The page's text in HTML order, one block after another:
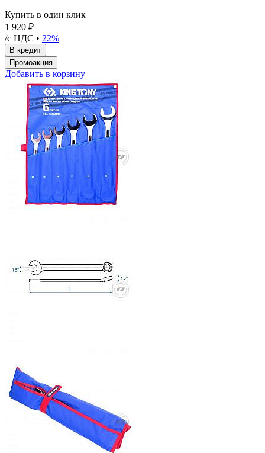
Купить в один клик
1 920 ₽
/с НДС • 22%
Добавить в корзину